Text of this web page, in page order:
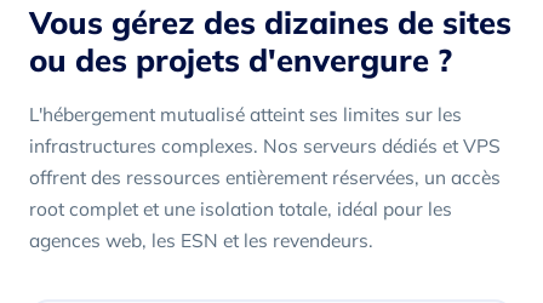
Vous gérez des dizaines de sites
ou des projets d'envergure ?
L'hébergement mutualisé atteint ses limites sur les
infrastructures complexes. Nos serveurs dédiés et VPS
offrent des ressources entièrement réservées, un accès
root complet et une isolation totale, idéal pour les
agences web, les ESN et les revendeurs.